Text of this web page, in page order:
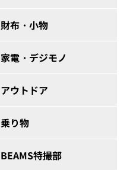
財布・小物
家電・デジモノ
アウトドア
乗り物
BEAMS特撮部